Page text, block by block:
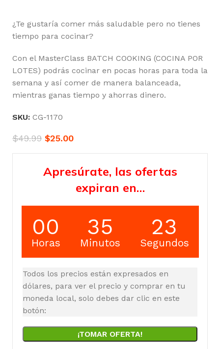
¿Te gustaría comer más saludable pero no tienes
tiempo para cocinar?
Con el MasterClass BATCH COOKING (COCINA POR
LOTES) podrás cocinar en pocas horas para toda la
semana y así comer de manera balanceada,
mientras ganas tiempo y ahorras dinero.
SKU: CG-1170
$49.99 $25.00
Apresúrate, las ofertas
expiran en…
00
Horas
35
Minutos
23
Segundos
Todos los precios están expresados en
dólares, para ver el precio y comprar en tu
moneda local, solo debes dar clic en este
botón:
¡TOMAR OFERTA!